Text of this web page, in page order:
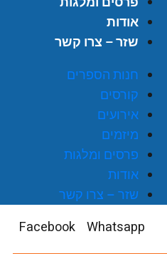
אודות
שזר – צרו קשר
חנות הספרים
קורסים
אירועים
מיזמים
פרסים ומלגות
אודות
שזר – צרו קשר
Facebook Whatsapp